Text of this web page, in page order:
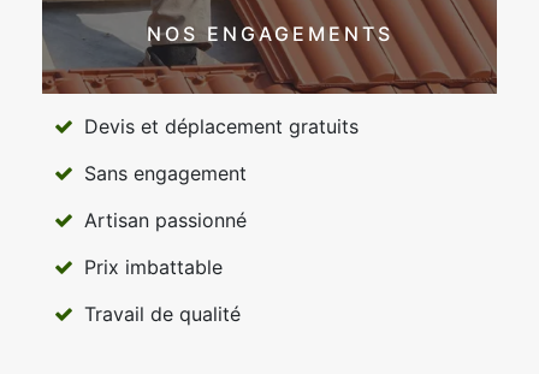
NOS ENGAGEMENTS
Devis et déplacement gratuits
Sans engagement
Artisan passionné
Prix imbattable
Travail de qualité